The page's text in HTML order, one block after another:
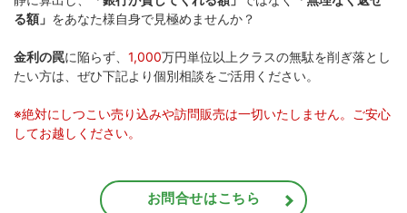
る額」 をあなた様自身で見極めませんか？
金利の罠に陥らず、 1,000万円単位以上クラスの無駄を削ぎ落とし
たい方は、ぜひ下記より個別相談をご活用ください。
※絶対にしつこい売り込みや訪問販売は一切いたしません。ご安心
してお越しください。
お問合せはこちら